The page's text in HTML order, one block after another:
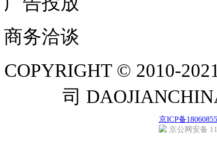
商务洽谈
COPYRIGHT © 2010-
司
京ICP备
京公网安备